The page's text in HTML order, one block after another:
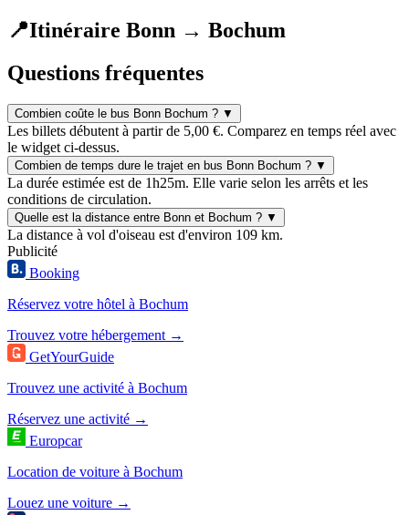
📍Itinéraire Bonn → Bochum
Questions fréquentes
Combien coûte le bus Bonn Bochum ? ▼
Les billets débutent à partir de 5,00 €. Comparez en temps réel avec
le widget ci-dessus.
Combien de temps dure le trajet en bus Bonn Bochum ? ▼
La durée estimée est de 1h25m. Elle varie selon les arrêts et les
conditions de circulation.
Quelle est la distance entre Bonn et Bochum ? ▼
La distance à vol d'oiseau est d'environ 109 km.
Publicité
Booking
Réservez votre hôtel à Bochum
Trouvez votre hébergement →
GetYourGuide
Trouvez une activité à Bochum
Réservez une activité →
Europcar
Location de voiture à Bochum
Louez une voiture →